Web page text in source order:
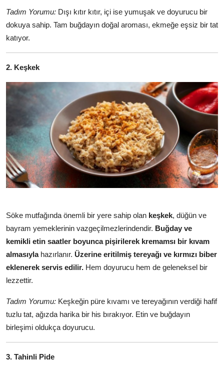
Tadım Yorumu: Dışı kıtır kıtır, içi ise yumuşak ve doyurucu bir
dokuya sahip. Tam buğdayın doğal aroması, ekmeğe eşsiz bir tat
katıyor.
2. Keşkek
Söke mutfağında önemli bir yere sahip olan keşkek, düğün ve
bayram yemeklerinin vazgeçilmezlerindendir. Buğday ve
kemikli etin saatler boyunca pişirilerek kremamsı bir kıvam
almasıylahazırlanır. Üzerine eritilmiş tereyağı ve kırmızı biber
eklenerek servis edilir. Hem doyurucu hem de geleneksel bir
lezzettir.
Tadım Yorumu: Keşkeğin püre kıvamı ve tereyağının verdiği hafif
tuzlu tat, ağızda harika bir his bırakıyor. Etin ve buğdayın
birleşimi oldukça doyurucu.
3. Tahinli Pide